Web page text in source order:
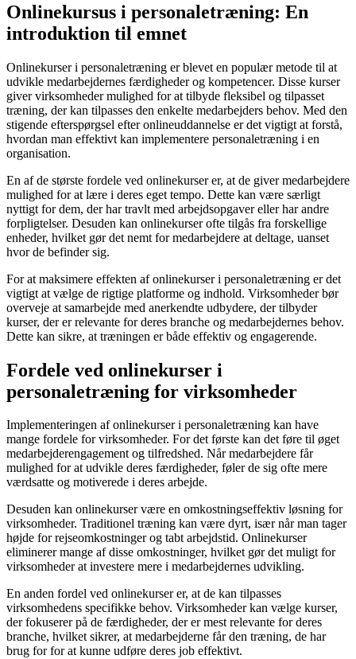
Onlinekursus i personaletræning: En
introduktion til emnet
Onlinekurser i personaletræning er blevet en populær metode til at
udvikle medarbejdernes færdigheder og kompetencer. Disse kurser
giver virksomheder mulighed for at tilbyde fleksibel og tilpasset
træning, der kan tilpasses den enkelte medarbejders behov. Med den
stigende efterspørgsel efter onlineuddannelse er det vigtigt at forstå,
hvordan man effektivt kan implementere personaletræning i en
organisation.
En af de største fordele ved onlinekurser er, at de giver medarbejdere
mulighed for at lære i deres eget tempo. Dette kan være særligt
nyttigt for dem, der har travlt med arbejdsopgaver eller har andre
forpligtelser. Desuden kan onlinekurser ofte tilgås fra forskellige
enheder, hvilket gør det nemt for medarbejdere at deltage, uanset
hvor de befinder sig.
For at maksimere effekten af onlinekurser i personaletræning er det
vigtigt at vælge de rigtige platforme og indhold. Virksomheder bør
overveje at samarbejde med anerkendte udbydere, der tilbyder
kurser, der er relevante for deres branche og medarbejdernes behov.
Dette kan sikre, at træningen er både effektiv og engagerende.
Fordele ved onlinekurser i
personaletræning for virksomheder
Implementeringen af onlinekurser i personaletræning kan have
mange fordele for virksomheder. For det første kan det føre til øget
medarbejderengagement og tilfredshed. Når medarbejdere får
mulighed for at udvikle deres færdigheder, føler de sig ofte mere
værdsatte og motiverede i deres arbejde.
Desuden kan onlinekurser være en omkostningseffektiv løsning for
virksomheder. Traditionel træning kan være dyrt, især når man tager
højde for rejseomkostninger og tabt arbejdstid. Onlinekurser
eliminerer mange af disse omkostninger, hvilket gør det muligt for
virksomheder at investere mere i medarbejdernes udvikling.
En anden fordel ved onlinekurser er, at de kan tilpasses
virksomhedens specifikke behov. Virksomheder kan vælge kurser,
der fokuserer på de færdigheder, der er mest relevante for deres
branche, hvilket sikrer, at medarbejderne får den træning, de har
brug for for at kunne udføre deres job effektivt.